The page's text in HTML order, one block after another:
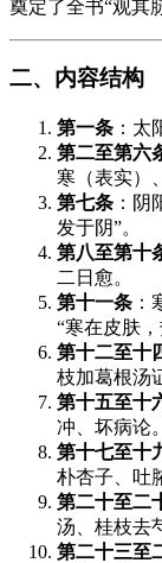
奠定了全书“观其
二、内容结构
第一条 ：
第二至第六
寒（表实）
第七条 ：
发于阴”。
第八至第十
二日愈。
第十一条
“寒在皮肤，
第十二至十
枝加葛根汤
第十五至十
冲、坏病论。
第十七至十
朴杏子、吐
第二十至二
汤、桂枝去
第二十三至